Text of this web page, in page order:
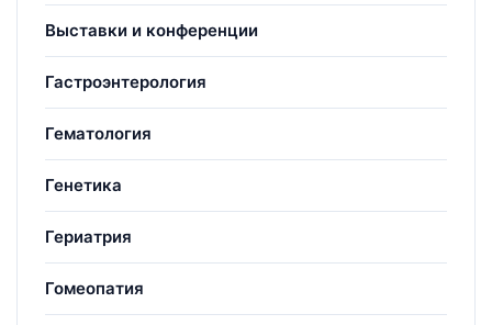
Выставки и конференции
Гастроэнтерология
Гематология
Генетика
Гериатрия
Гомеопатия